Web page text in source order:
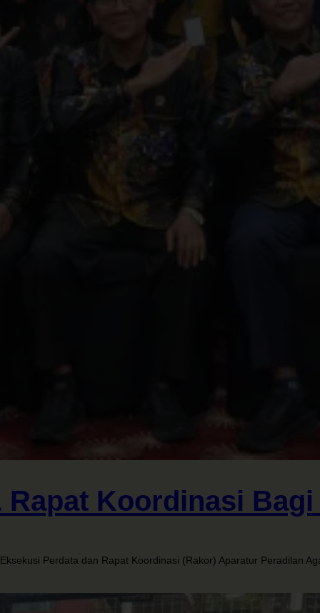
Koordinasi
Perdata dan Rapat Koordinasi (Rakor) Aparatur